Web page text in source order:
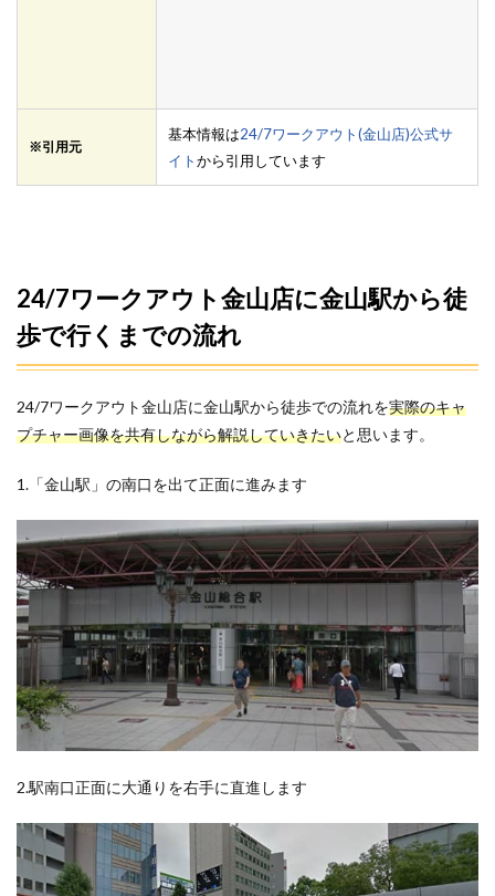
※引用元
基本情報は24/7ワークアウト(金山店)公式サ
イトから引用しています
24/7ワークアウト金山店に金山駅から徒
歩で行くまでの流れ
24/7ワークアウト金山店に金山駅から徒歩での流れを実際のキャ
プチャー画像を共有しながら解説していきたいと思います。
1.「金山駅」の南口を出て正面に進みます
2.駅南口正面に大通りを右手に直進します